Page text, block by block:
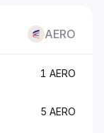
AERO
1 AERO
5 AERO